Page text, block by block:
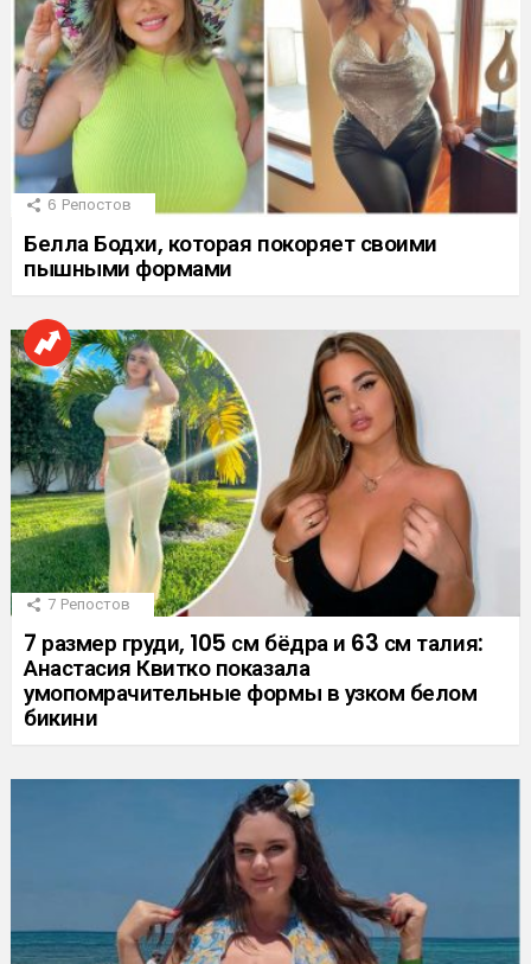
6 Репостов
Белла Бодхи, которая покоряет своими
пышными формами
7 Репостов
7 размер груди, 105 см бёдра и 63 см талия:
Анастасия Квитко показала
умопомрачительные формы в узком белом
бикини